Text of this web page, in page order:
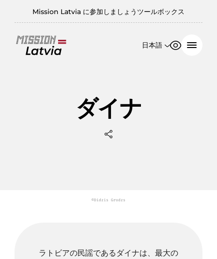
Mission Latvia に参加しましょう ツールボックス
日本語
150%
200%
ダイナ
©Didzis Grodzs
ラトビアの民謡であるダイナは、最大の